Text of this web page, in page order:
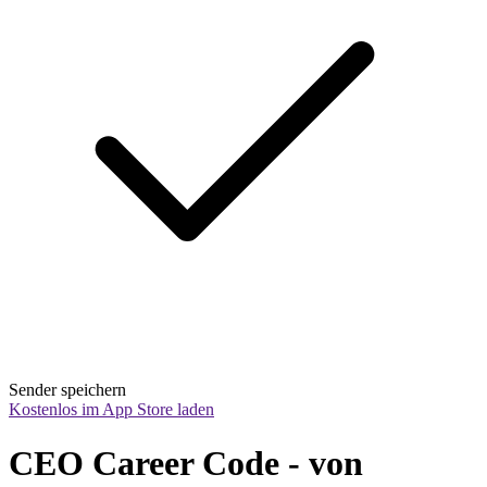
Sender speichern
Kostenlos im App Store laden
CEO Career Code - von